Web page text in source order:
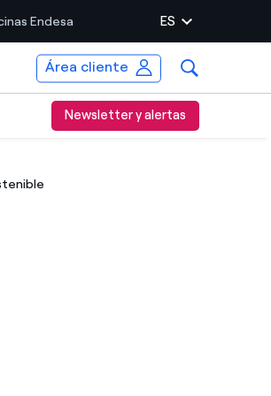
Endesa ES
Área cliente
Newsletter y alertas